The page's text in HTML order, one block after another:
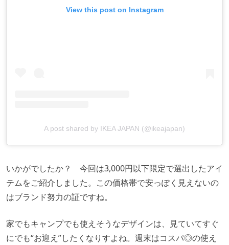
View this post on Instagram
A post shared by IKEA JAPAN (@ikeajapan)
いかがでしたか？ 今回は3,000円以下限定で選出したアイ
テムをご紹介しました。この価格帯で安っぽく見えないの
はブランド努力の証ですね。
家でもキャンプでも使えそうなデザインは、見ていてすぐ
にでも“お迎え”したくなりすよね。週末はコスパ◎の使え